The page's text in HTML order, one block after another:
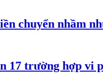
chuyển nhầm
17 trường hợp vi